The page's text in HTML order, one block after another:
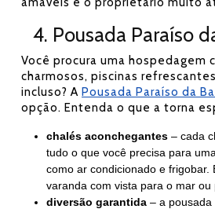
4. Pousada Paraíso
Você procura uma hospedagem
charmosos, piscinas
incluso? A Pousada Paraíso da
opção. Entenda o que a torna
chalés aconchegantes – cada
tudo o que você precisa para
como ar condicionado e frigobar.
varanda com vista para o mar ou
diversão garantida – a